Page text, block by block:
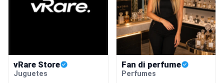
vRare Store
Juguetes
Fan di perfume
Perfumes